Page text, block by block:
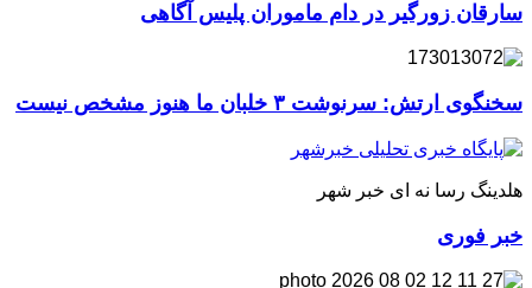
سارقان زورگیر در دام ماموران پلیس آگاهی
سخنگوی ارتش: سرنوشت ۳ خلبان ما هنوز مشخص نیست
هلدینگ رسا نه ای خبر شهر
خبر فوری